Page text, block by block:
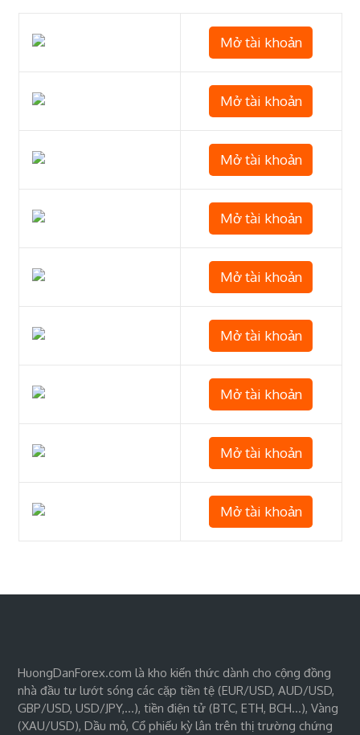
Mở tài khoản
Mở tài khoản
Mở tài khoản
Mở tài khoản
Mở tài khoản
Mở tài khoản
Mở tài khoản
Mở tài khoản
Mở tài khoản
HuongDanForex.com là kho kiến thức dành cho cộng đồng
nhà đầu tư lướt sóng các cặp tiền tệ (EUR/USD, AUD/USD,
GBP/USD, USD/JPY,…), tiền điện tử (BTC, ETH, BCH…), Vàng
(XAU/USD), Dầu mỏ, Cổ phiếu kỳ lân trên thị trường chứng